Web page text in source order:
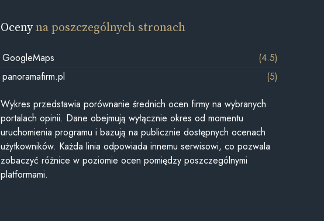
Ocenyna poszczególnych stronach
GoogleMaps
(4.5)
panoramafirm.pl
(5)
Wykres przedstawia porównanie średnich ocen firmy na wybranych
portalach opinii. Dane obejmują wyłącznie okres od momentu
uruchomienia programu i bazują na publicznie dostępnych ocenach
użytkowników. Każda linia odpowiada innemu serwisowi, co pozwala
zobaczyć różnice w poziomie ocen pomiędzy poszczególnymi
platformami.